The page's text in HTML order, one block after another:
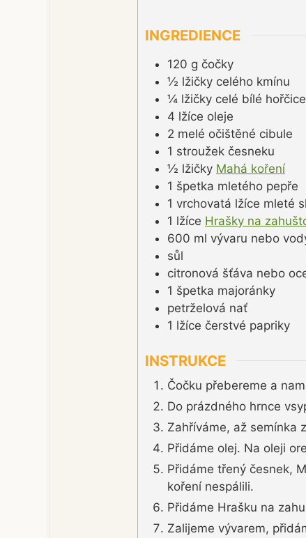
INGREDIENCE
120 g čočky
½ lžičky celého kmínu
¼ lžičky celé bílé hořčice
4 lžíce oleje
2 melé očištěné cibule
1 stroužek česneku
½ lžičky Mahá koření
1 špetka mletého pepře
1 vrchovatá lžíce mleté
1 lžíce Hrašky na
600 ml vývaru nebo
sůl
citronová šťáva nebo
1 špetka majoránky
petrželová nať
1 lžíce čerstvé papriky
INSTRUKCE
Čočku přebereme a
Do prázdného hrnce
Zahříváme, až semínka
Přidáme olej. Na oleji
Přidáme třený česnek,
koření nespálili.
Přidáme Hrašku na
Zalijeme vývarem,